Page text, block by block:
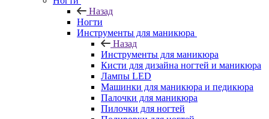
Назад
Ногти
Инструменты для маникюра
Назад
Инструменты для маникюра
Кисти для дизайна ногтей и маникюра
Лампы LED
Машинки для маникюра и педикюра
Палочки для маникюра
Пилочки для ногтей